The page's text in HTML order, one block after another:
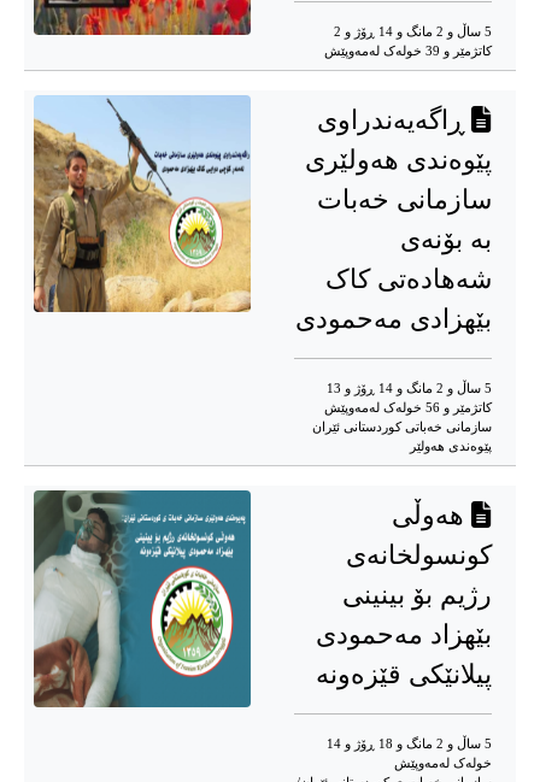
5 ساڵ و 2 مانگ و 14 ڕۆژ و 2
کاتژمێر و 39 خوله‌ک له‌مه‌وپێش‌
ڕاگەیەندراوی
پێوەندی هەولێری
سازمانی خەبات
بە بۆنەی
شەهادەتی کاک
بێهزادی مەحمودی
5 ساڵ و 2 مانگ و 14 ڕۆژ و 13
کاتژمێر و 56 خوله‌ک له‌مه‌وپێش‌
سازمانی خەباتی کوردستانی ئێران
پێوەندی هەولێر
هەوڵی
کونسولخانەی
رژیم بۆ بینینی
بێهزاد مەحمودی
پیلانێکی قێزه‌ونه
5 ساڵ و 2 مانگ و 18 ڕۆژ و 14
خوله‌ک له‌مه‌وپێش‌